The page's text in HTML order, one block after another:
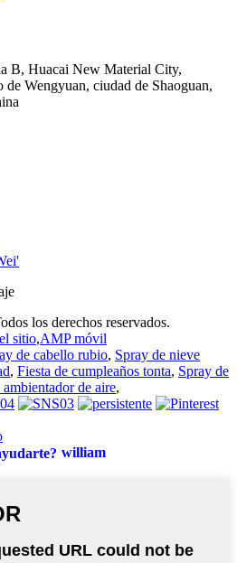
B, Huacai New Material City,
Wengyuan, ciudad de Shaoguan,
los derechos reservados.
sitio,AMP móvil
de cabello rubio, Spray de nieve
, Fiesta de cumpleaños tonta, Spray de
de aire,
william